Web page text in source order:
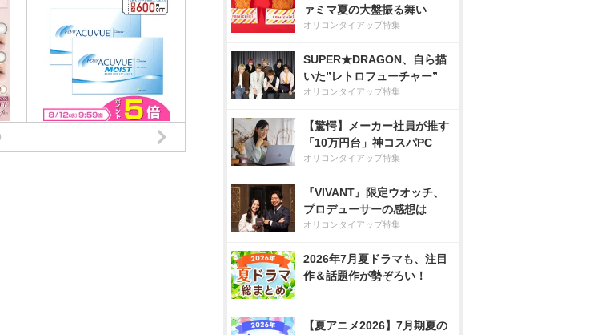
ァミマ夏の大盤振る舞い
オリコンタイアップ特集
SUPER★DRAGON、自ら描
いた”レトロフューチャー”
オリコンタイアップ特集
【驚愕】メーカー社員が推す
「10万円台」神コスパPC
オリコンタイアップ特集
『VIVANT』限定ウオッチ、
プロデューサーの感想は
オリコンタイアップ特集
2026年7月夏ドラマも、注目
作＆話題作が勢ぞろい！
【夏アニメ2026】7月期夏の